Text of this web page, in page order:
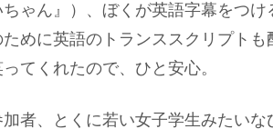
ちゃん』）、ぼくが英語字幕をつ
めに英語のトランススクリプト
てくれたので、ひと安心。
者、とくに若い女子学生みたい